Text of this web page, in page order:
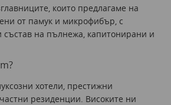
които предлагаме на
от памук и микрофибър, с
състав на пълнежа, капитонирани и
хотели, престижни
резиденции. Високите ни